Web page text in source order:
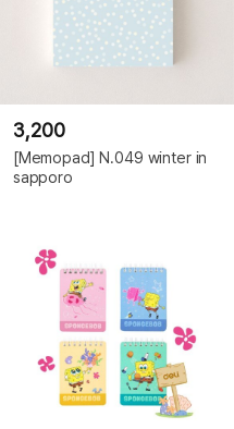
3,200
[Memopad] N.049 winter in
sapporo